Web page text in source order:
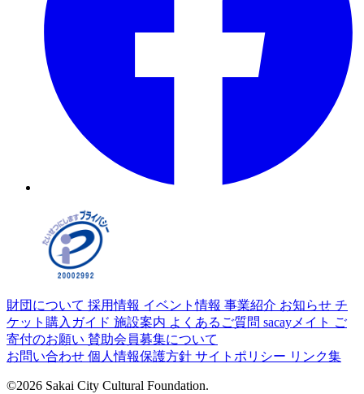
財団について 採用情報 イベント情報 事業紹介 お知らせ チ
ケット購入ガイド 施設案内 よくあるご質問 sacayメイト ご
寄付のお願い 賛助会員募集について
お問い合わせ 個人情報保護方針 サイトポリシー リンク集
©2026 Sakai City Cultural Foundation.